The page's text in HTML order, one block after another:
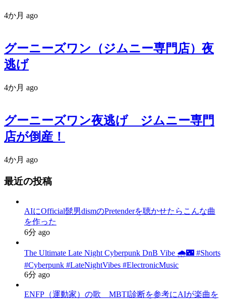
4か月 ago
グーニーズワン（ジムニー専門店）夜
逃げ
4か月 ago
グーニーズワン夜逃げ ジムニー専門
店が倒産！
4か月 ago
最近の投稿
AIにOfficial髭男dismのPretenderを聴かせたらこんな曲
を作った
6分 ago
The Ultimate Late Night Cyberpunk DnB Vibe 🌧️🌃 #Shorts
#Cyberpunk #LateNightVibes #ElectronicMusic
6分 ago
ENFP（運動家）の歌 MBTI診断を参考にAIが楽曲を